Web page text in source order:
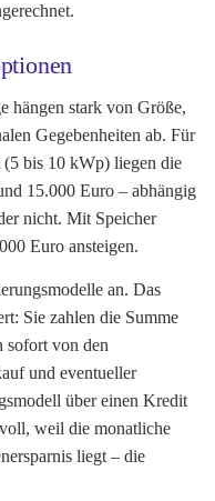
hängen stark von Größe,
Gegebenheiten ab. Für
(5 bis 10 kWp) liegen die
15.000 Euro – abhängig
nicht. Mit Speicher
Euro ansteigen.
an. Das
Sie zahlen die Summe
sofort von den
und eventueller
über einen Kredit
weil die monatliche
liegt – die